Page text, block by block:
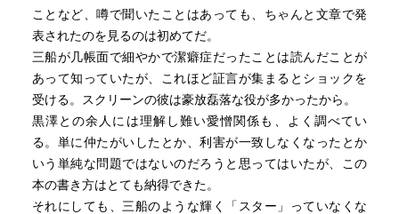
ことなど、噂で聞いたことはあっても、ちゃんと文章で発
表されたのを見るのは初めてだ。
三船が几帳面で細やかで潔癖症だったことは読んだことが
あって知っていたが、これほど証言が集まるとショックを
受ける。スクリーンの彼は豪放磊落な役が多かったから。
黒澤との余人には理解し難い愛憎関係も、よく調べてい
る。単に仲たがいしたとか、利害が一致しなくなったとか
いう単純な問題ではないのだろうと思ってはいたが、この
本の書き方はとても納得できた。
それにしても、三船のような輝く「スター」っていなくな